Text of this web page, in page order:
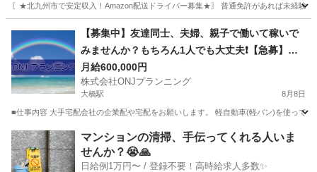
〖★北九州市で安定収入！Amazon配送ドライバー募集★〗 普通免許があれば未経験
ドライバー Amazon
【募集中】友達同士、夫婦、親子で働いて稼いで
みませんか？もちろん1人でも大丈夫❗【急募】福
岡市南区急募！福岡市、福岡市近郊全域で募集｜
軽貨物ドライバースタッフ募集 《月収40万〜70万
可能》
月給600,000円
株式会社ONJプランニング
大橋駅 8月8日
■仕事内容 大手宅配会社の企業配や宅配をお願いします。 軽自動車(軽バン)を使って
福岡 福岡市 大橋駅 配送 スタッフ
マンションの清掃、手伝ってくれる人いま
せんか？😭🙏
日給例1万円〜 / 登録不要！高時給求人多数✨